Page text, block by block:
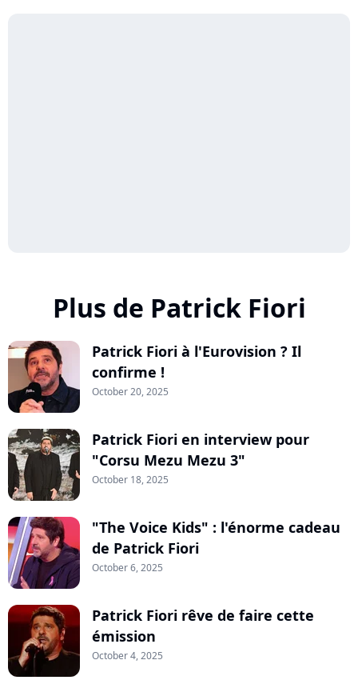
Plus de Patrick Fiori
Patrick Fiori à l'Eurovision ? Il
confirme !
October 20, 2025
Patrick Fiori en interview pour
"Corsu Mezu Mezu 3"
October 18, 2025
"The Voice Kids" : l'énorme cadeau
de Patrick Fiori
October 6, 2025
Patrick Fiori rêve de faire cette
émission
October 4, 2025